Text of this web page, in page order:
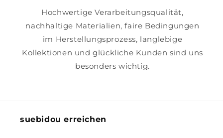
Hochwertige Verarbeitungsqualität,
nachhaltige Materialien, faire Bedingungen
im Herstellungsprozess, langlebige
Kollektionen und glückliche Kunden sind uns
besonders wichtig.
suebidou erreichen